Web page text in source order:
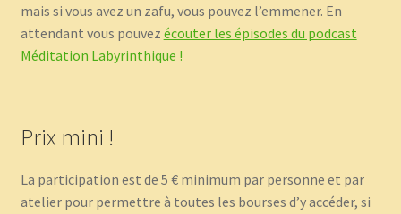
mais si vous avez un zafu, vous pouvez l’emmener. En
attendant vous pouvez écouter les épisodes du podcast
Méditation Labyrinthique !
Prix mini !
La participation est de 5 € minimum par personne et par
atelier pour permettre à toutes les bourses d’y accéder, si